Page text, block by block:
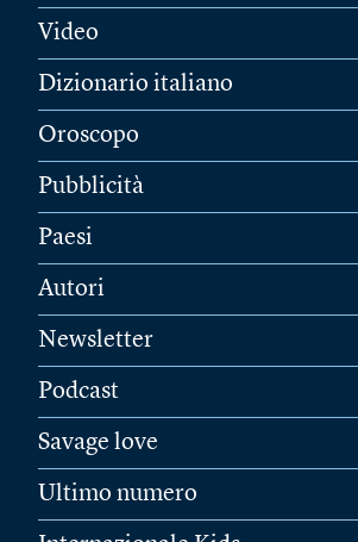
Video
Dizionario italiano
Oroscopo
Pubblicità
Paesi
Autori
Newsletter
Podcast
Savage love
Ultimo numero